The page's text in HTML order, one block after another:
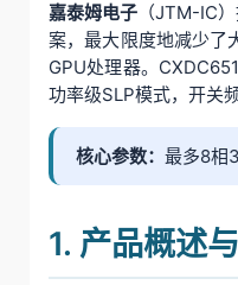
嘉泰姆电子 （JTM-IC
案，最大限度地减少了
GPU处理器。
功率级SLP模式，开关
核心参数：最多8相
1. 产品概述